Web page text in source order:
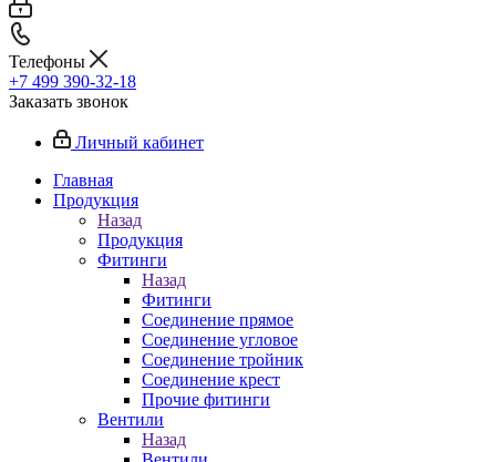
Телефоны
+7 499 390-32-18
Заказать звонок
Личный кабинет
Главная
Продукция
Назад
Продукция
Фитинги
Назад
Фитинги
Соединение прямое
Соединение угловое
Соединение тройник
Соединение крест
Прочие фитинги
Вентили
Назад